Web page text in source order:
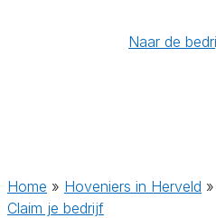
Naar de
Home » Hoveniers in Herveld »
Claim je bedrijf